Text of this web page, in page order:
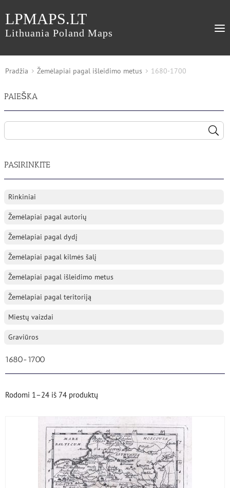
LPMAPS.LT
Lithuania Poland Maps
Pradžia Žemėlapiai pagal išleidimo metus 1680-1700
PAIEŠKA
PASIRINKITE
Rinkiniai
Žemėlapiai pagal autorių
Žemėlapiai pagal dydį
Žemėlapiai pagal kilmės šalį
Žemėlapiai pagal išleidimo metus
Žemėlapiai pagal teritoriją
Miestų vaizdai
Graviūros
1680-1700
Rodomi 1–24 iš 74 produktų